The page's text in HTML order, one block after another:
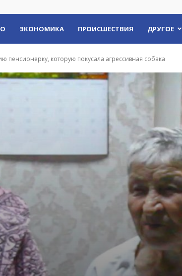
ЭКОНОМИКА ПРОИСШЕСТВИЯ ДРУГОЕ
пенсионерку, которую покусала агрессивная собака